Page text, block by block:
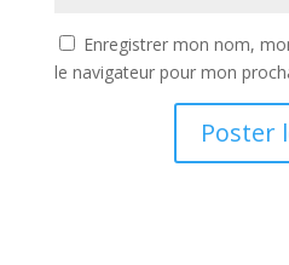
Enregistrer mon nom,
le navigateur pour mon